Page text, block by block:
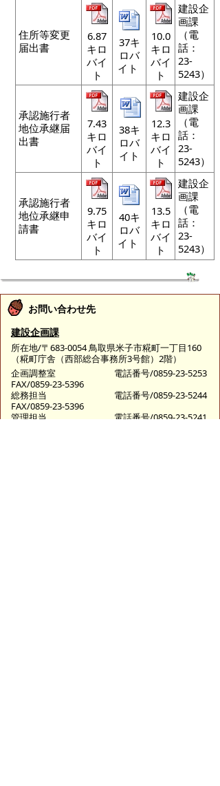
住所等変更
届出書
6.87
キロ
バイ
ト
37キ
ロバ
イト
10.0
キロ
バイ
ト
建設企
画課
（電
話：
23-
5243）
承認施行者
地位承継届
出書
7.43
キロ
バイ
ト
38キ
ロバ
イト
12.3
キロ
バイ
ト
建設企
画課
（電
話：
23-
5243）
承認施行者
地位承継申
請書
9.75
キロ
バイ
ト
40キ
ロバ
イト
13.5
キロ
バイ
ト
建設企
画課
（電
話：
23-
5243）
お問い合わせ先
建設企画課
所在地/〒683-0054 鳥取県米子市糀町一丁目160
（糀町庁舎（西部総合事務所3号館）2階）
企画調整室
電話番号/0859-23-5253
FAX/0859-23-5396
総務担当
電話番号/0859-23-5244
FAX/0859-23-5396
管理担当
電話番号/0859-23-5241